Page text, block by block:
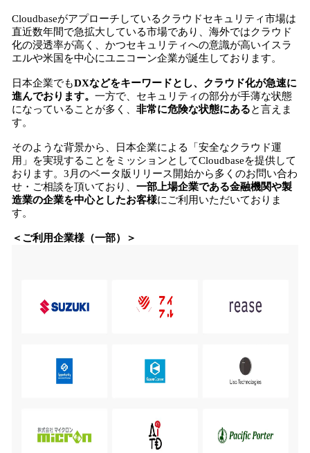
Cloudbaseがアプローチしているクラウドセキュリティ市場は
直近数年間で急拡大している市場であり、海外ではクラウド
化の浸透率が高く、かつセキュリティへの意識が高いイスラ
エルや米国を中心にユニコーン企業が誕生しております。
日本企業でもDXなどをキーワードとし、クラウド化が急速に
進んでおります。 一方で、セキュリティの部分が手薄な状態
になっていることが多く、 非常に危険な状態にあると言えま
す。
そのような背景から、日本企業による「安全なクラウド運
用」を実現することをミッションとしてCloudbaseを提供して
おります。3月のベータ版リリース開始から多くのお問い合わ
せ・ご相談を頂いており、 一部上場企業である金融機関や製
造業の企業を中心としたお客様にご利用いただいておりま
す。
＜ご利用企業様（一部）＞